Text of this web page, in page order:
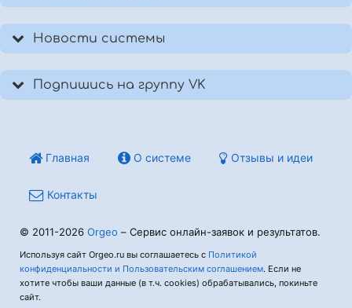
Новости системы
Подпишись на группу VK
Главная О системе Отзывы и идеи
Контакты
© 2011-2026 Orgeo – Сервис онлайн-заявок и результатов.
Используя сайт Orgeo.ru вы соглашаетесь с Политикой
конфиденциальности и Пользовательским соглашением. Если не
хотите чтобы ваши данные (в т.ч. cookies) обрабатывались, покиньте
сайт.